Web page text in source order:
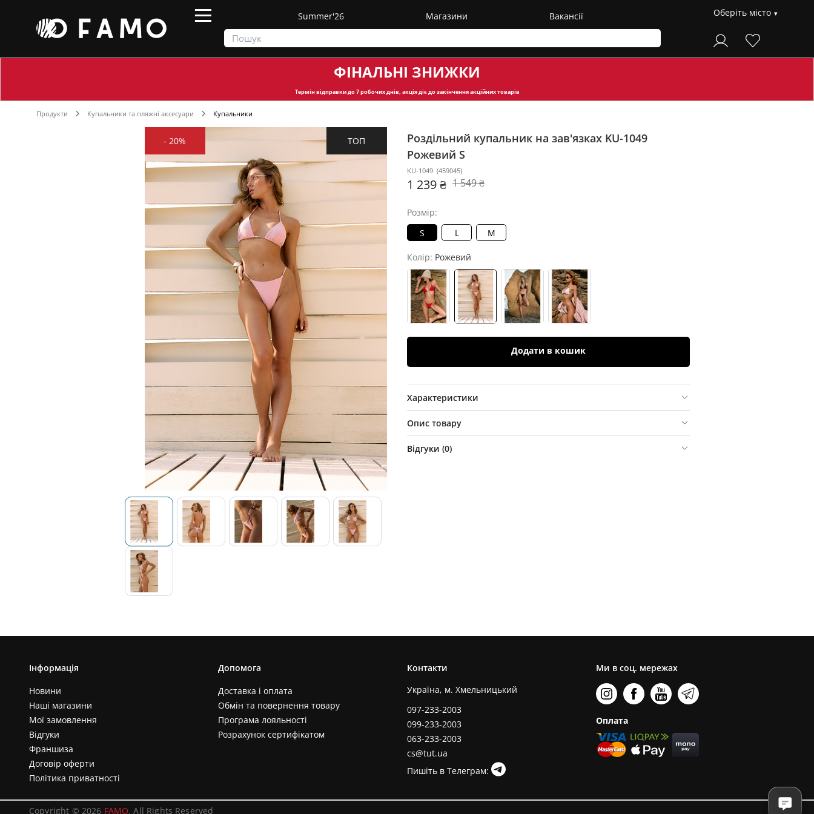
Summer'26 Магазини Вакансії Оберіть місто
ФІНАЛЬНІ ЗНИЖКИ
Термін відправкидо 7 робочих днів, акція діє до закінчення акційних товарів
Продукти Купальники та пляжні аксесуари Купальники
-20% ТОП
Роздільний купальник на зав'язках KU-1049
Рожевий S
KU-1049 (459045)
1 239 ₴ 1 549 ₴
Розмір:
S
L M
Колір: Рожевий
Додати в кошик
Характеристики
Опис товару
Відгуки (0)
Інформація
Новини
Наші магазини
Мої замовлення
Відгуки
Франшиза
Договір оферти
Політика приватності
Допомога
Доставка і оплата
Обмін та повернення товару
Програма лояльності
Розрахунок сертифікатом
Контакти
Україна, м. Хмельницький
097-233-2003
099-233-2003
063-233-2003
cs@tut.ua
Пишіть в Телеграм:
Ми в соц. мережах
Оплата
Copyright © 2026 FAMO. All Rights Reserved